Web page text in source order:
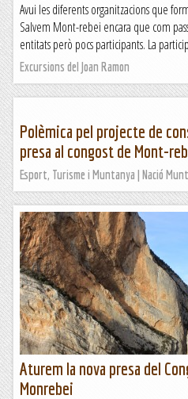
Avui les diferents organitzacions que
Salvem Mont-rebei encara que com
entitats però pocs participants. La
Excursions del Joan Ramon
Polèmica pel projecte de
presa al congost de Mont-
Esport, Turisme i Muntanya | Nació
Aturem la nova presa del
Monrebei